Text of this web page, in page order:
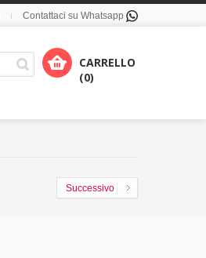
Contattaci su Whatsapp
CARRELLO
(0)
Successivo